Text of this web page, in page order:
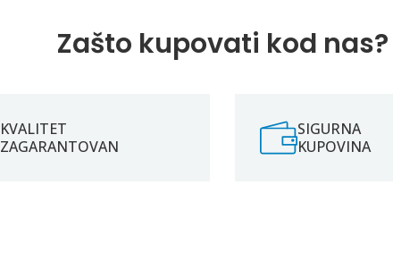
Zašto kupovati kod nas?
KVALITET
ZAGARANTOVAN
SIGURNA
KUPOVINA